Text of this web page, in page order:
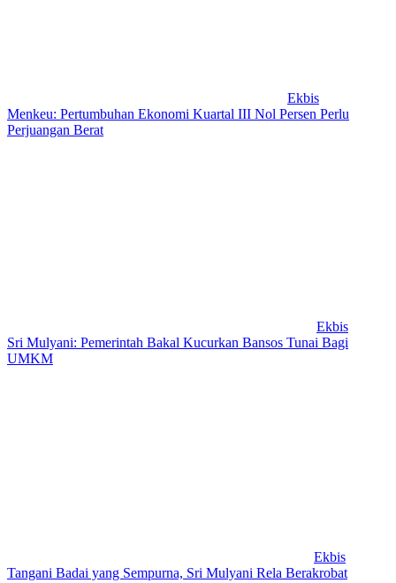
Ekbis
Menkeu: Pertumbuhan Ekonomi Kuartal III Nol Persen Perlu
Perjuangan Berat
Ekbis
Sri Mulyani: Pemerintah Bakal Kucurkan Bansos Tunai Bagi
UMKM
Ekbis
Tangani Badai yang Sempurna, Sri Mulyani Rela Berakrobat